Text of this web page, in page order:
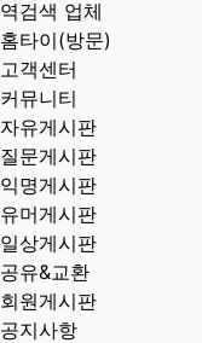
역검색 업체
홈타이(방문)
고객센터
커뮤니티
자유게시판
질문게시판
익명게시판
유머게시판
일상게시판
공유&교환
회원게시판
공지사항